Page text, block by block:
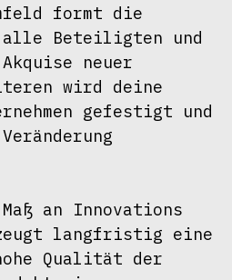
formt die
alle Beteiligten und
neuer
wird deine
gefestigt und
an Innovations
langfristig eine
Qualität der